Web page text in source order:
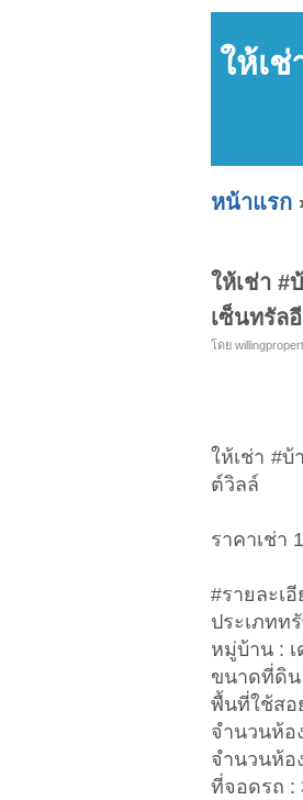
ให้เ
หน้าแรก
ให้เช่า #
เซ็นทรัล
โดย
ให้เช่า #
ต์วิลล์
ราคาเช่า
#รายละเ
ประเภทท
หมู่บ้าน :
ขนาดที่ดิน
พื้นที่ใช้สอ
จำนวนห้อ
จำนวนห้อ
ที่จอดรถ :